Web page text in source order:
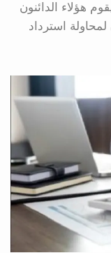
هؤلاء الدائنون
استرداد